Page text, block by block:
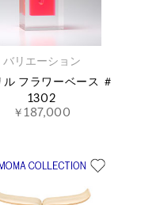
バリエーション
ル フラワーベース ＃
1302
￥187,000